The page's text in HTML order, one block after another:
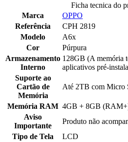
Ficha tecnica do
Marca
OPPO
Referência
CPH 2819
Modelo
A6x
Cor
Púrpura
Armazenamento
Interno
128GB (A memória
aplicativos pré-
Suporte ao
Cartão de
Memória
Até 2TB com Micro
Memória RAM 4GB + 8GB
Aviso
Importante
Produto não
Tipo de Tela
LCD